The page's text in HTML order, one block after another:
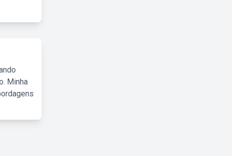
Minha